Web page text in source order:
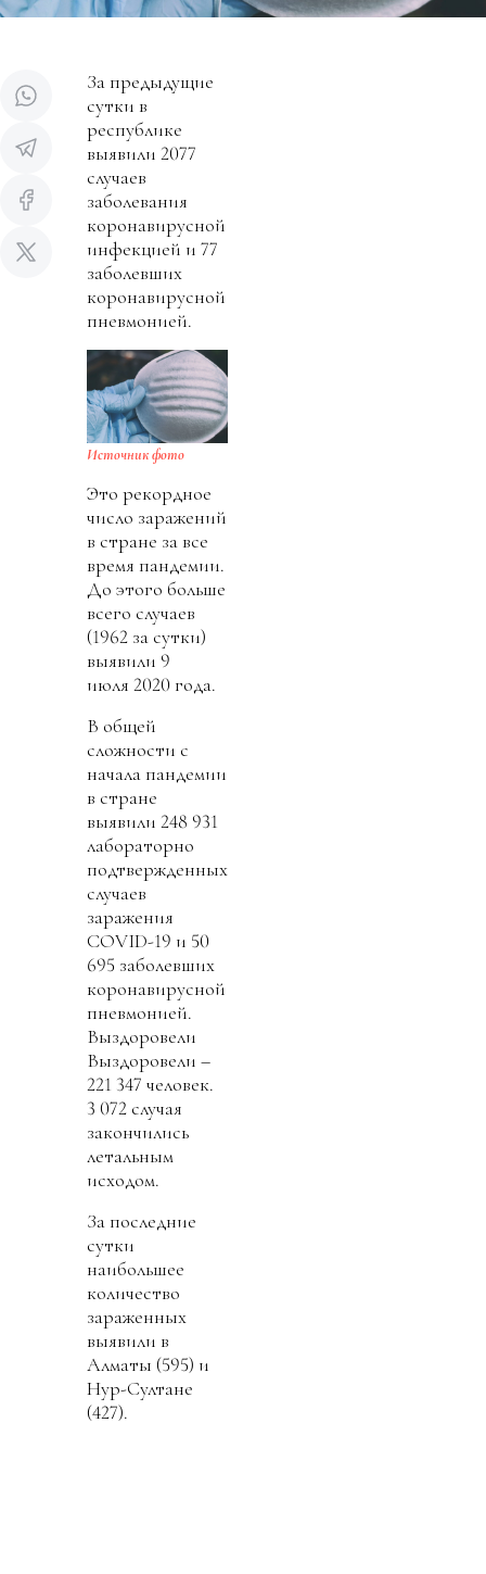
За предыдущие
сутки в
республике
выявили 2077
случаев
заболевания
коронавирусной
инфекцией и 77
заболевших
коронавирусной
пневмонией.
Источник фото
Это рекордное
число заражений
в стране за все
время пандемии.
До этого больше
всего случаев
(1962 за сутки)
выявили 9
июля 2020 года.
В общей
сложности с
начала пандемии
в стране
выявили 248 931
лабораторно
подтвержденных
случаев
заражения
COVID-19 и 50
695 заболевших
коронавирусной
пневмонией.
Выздоровели
Выздоровели –
221 347 человек.
3 072 случая
закончились
летальным
исходом.
За последние
сутки
наибольшее
количество
зараженных
выявили в
Алматы (595) и
Нур-Султане
(427).